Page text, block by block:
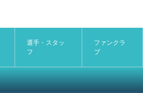
選手・スタッ
フ
ファンクラ
ブ